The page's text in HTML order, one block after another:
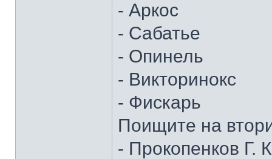
- Аркос
- Сабатье
- Опинель
- Викторинокс
- Фискарь
Поищите на
- Прокопенков Г.